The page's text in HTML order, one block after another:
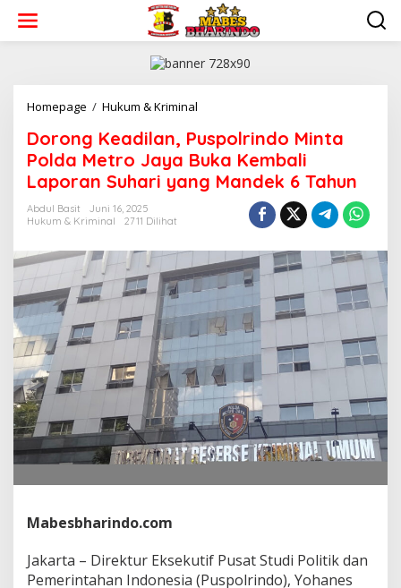
w
Homepage / Hukum & Kriminal
r
o
n
g
d
i
l
n
,
P
u
s
p
o
l
r
i
n
t
Dorong Keadilan, Puspolrindo Minta
Polda Metro Jaya Buka Kembali
Laporan Suhari yang Mandek 6 Tahun
Abdul Basit
Juni 16, 2025
Hukum & Kriminal
2711 Dilihat
Mabesbharindo.com
Jakarta – Direktur Eksekutif Pusat Studi Politik dan
Pemerintahan Indonesia (Puspolrindo), Yohanes